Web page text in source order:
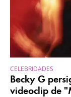
CELEBRIDADES
Becky G
videoclip de